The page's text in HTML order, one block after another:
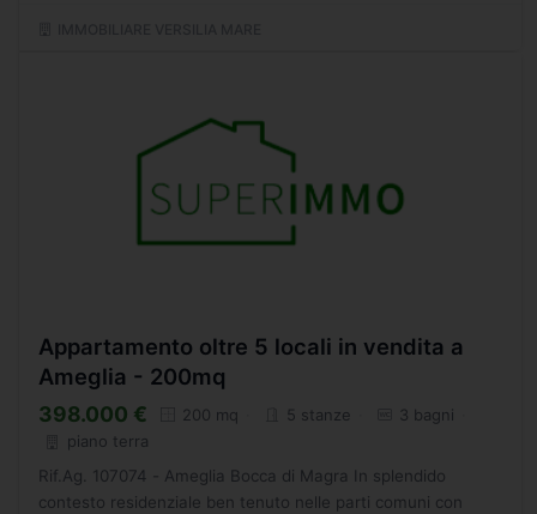
Appartamento oltre 5 locali in vendita a
Ameglia - 200mq
398.000 € 200 mq 5 stanze
3 bagni
piano terra
Rif.Ag. 107074 - Ameglia Bocca di Magra In splendido
contesto residenziale ben tenuto nelle parti comuni con